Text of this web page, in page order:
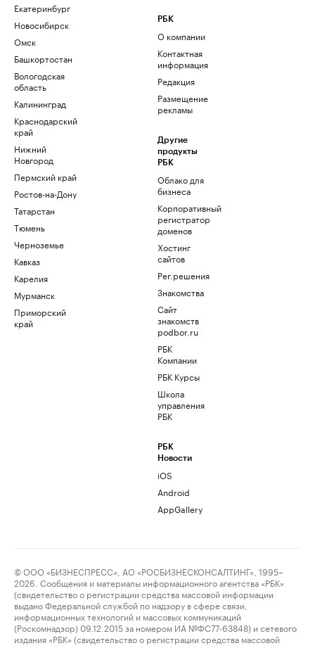
Екатеринбург
Новосибирск
Омск
Башкортостан
Вологодская
область
Калининград
Краснодарский
край
Нижний
Новгород
Пермский край
Ростов-на-Дону
Татарстан
Тюмень
Черноземье
Кавказ
Карелия
Мурманск
Приморский
край
РБК
О компании
Контактная
информация
Редакция
Размещение
рекламы
Другие
продукты
РБК
Облако для
бизнеса
Корпоративный
регистратор
доменов
Хостинг
сайтов
Рег.решения
Знакомства
Сайт
знакомств
podbor.ru
РБК
Компании
РБК Курсы
Школа
управления
РБК
РБК
Новости
iOS
Android
AppGallery
© ООО «БИЗНЕСПРЕСС», АО «РОСБИЗНЕСКОНСАЛТИНГ», 1995–
2026. Сообщения и материалы информационного агентства «РБК»
(свидетельство о регистрации средства массовой информации
выдано Федеральной службой по надзору в сфере связи,
информационных технологий и массовых коммуникаций
(Роскомнадзор) 09.12.2015 за номером ИА №ФС77-63848) и сетевого
издания «РБК» (свидетельство о регистрации средства массовой